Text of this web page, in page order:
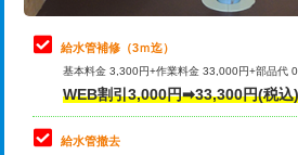
マス交換（土の掘削・埋め戻し作業）
マス交換（深さ50㎝未満）
マス交換（深さ50㎝以上）
止水・漏水調査・防水処理・清掃・修
理・調整・分解・加工など（中作業）
止水・漏水調査・防水処理・清掃・修
理・調整・分解・加工など（重作業）
その他部品の脱着
給水管補修（3ｍ迄）
基本料金 3,300円+作業料金 33,000円+部品代
WEB割引3,000円➡33,300円(税込)
給水管撤去